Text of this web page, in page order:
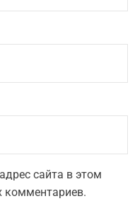
сайта в этом
комментариев.